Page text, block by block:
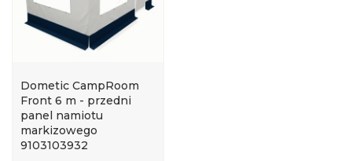
Dometic CampRoom
Front 6 m - przedni
panel namiotu
markizowego
9103103932